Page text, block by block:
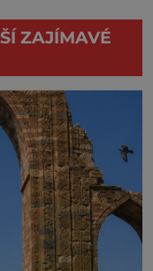
ZAJÍMAVÉ